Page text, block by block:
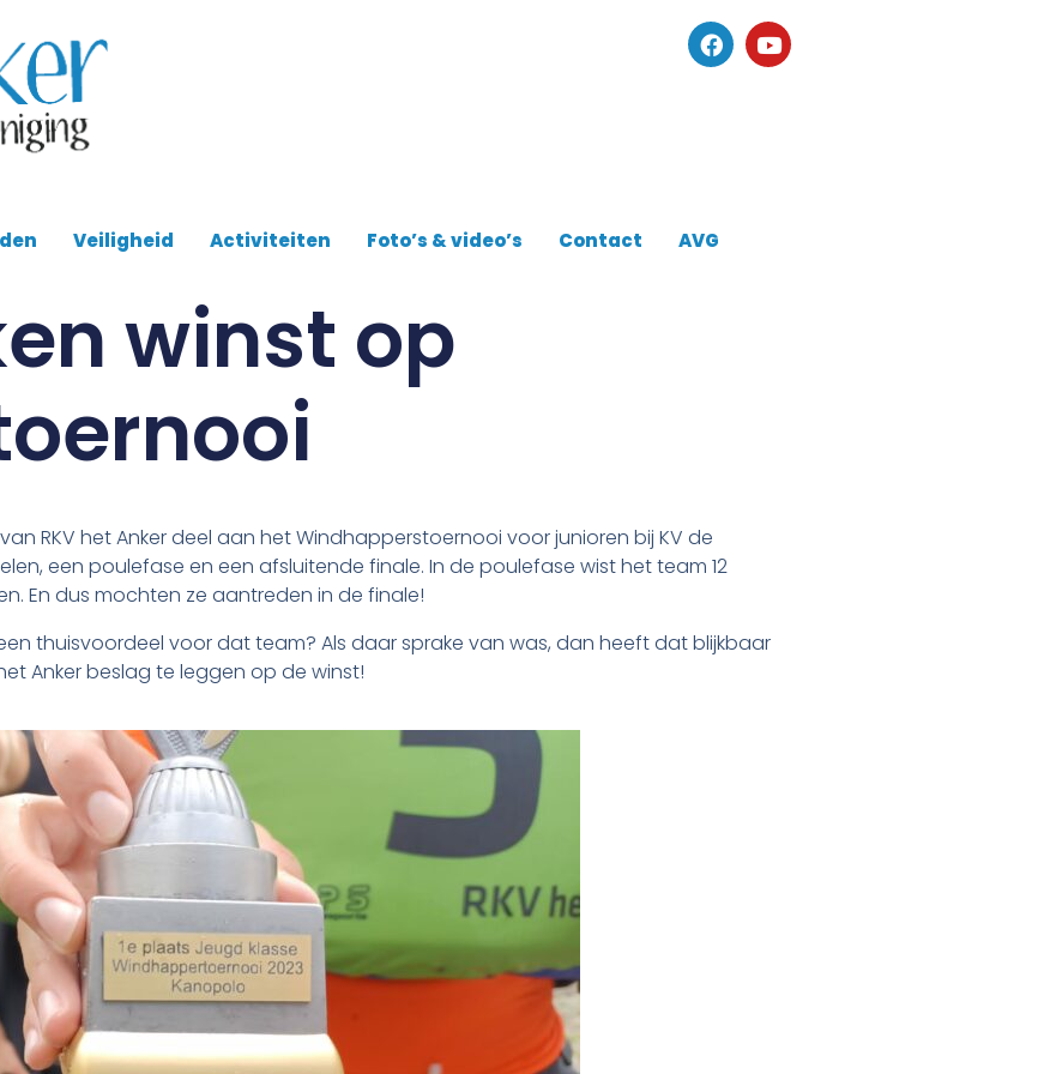
Veiligheid Activiteiten Foto’s & video’s Contact AVG
winst op
RKV het Anker deel aan het Windhapperstoernooi voor junioren bij KV de
een poulefase en een afsluitende finale. In de poulefase wist het team 12
En dus mochten ze aantreden in de finale!
thuisvoordeel voor dat team? Als daar sprake van was, dan heeft dat blijkbaar
Anker beslag te leggen op de winst!